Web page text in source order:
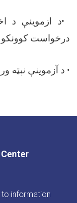
•د ازموینې د
درخواست کوونکو
• د آزموینې نېټه
information